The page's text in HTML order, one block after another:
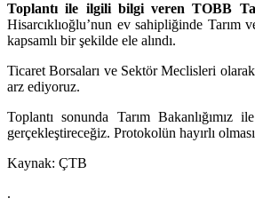
Toplantı ile ilgili bilgi veren TOBB
Hisarcıklıoğlu’nun ev sahipliğinde Tarım
kapsamlı bir şekilde ele alındı.
Ticaret Borsaları ve Sektör Meclisleri
arz ediyoruz.
Toplantı sonunda Tarım
gerçekleştireceğiz. Protokolün hayırlı
Kaynak: ÇTB
.